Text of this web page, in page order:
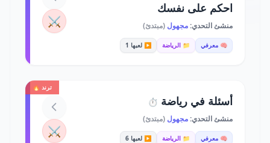
احكم على نفسك
منشئ التحدي:مجهول (مبتدئ)
🧠 معرفي 📁 الرياضة ▶️ لعبها 1
⚔️
ترند 🔥
أسئلة في رياضة ⏱️
منشئ التحدي:مجهول (مبتدئ)
🧠 معرفي 📁 الرياضة ▶️ لعبها 6 ⚔️